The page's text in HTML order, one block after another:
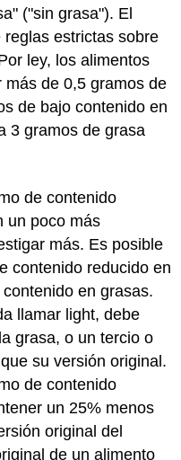
("sin grasa"). El
estrictas sobre
ley, los alimentos
de 0,5 gramos de
de bajo contenido en
3 gramos de grasa
de contenido
un poco más
más. Es posible
contenido reducido en
en grasas.
llamar light, debe
grasa, o un tercio o
su versión original.
de contenido
un 25% menos
original del
de un alimento